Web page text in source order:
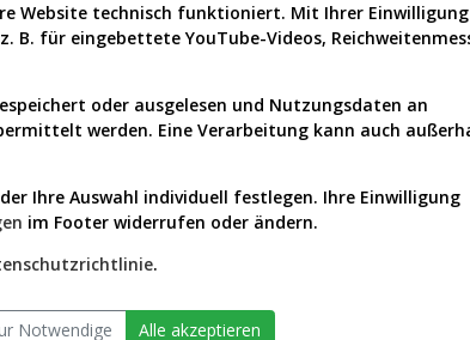
Premium-Kunden
AKTIEN-TERMINAL
Website technisch funktioniert. Mit Ihrer Einwilligung
B. für eingebettete YouTube-Videos,
oder ausgelesen und Nutzungsdaten an
werden. Eine Verarbeitung kann auch
Ihre Auswahl individuell festlegen. Ihre Einwilligung
im Footer widerrufen oder ändern.
.
Notwendige Alle akzeptieren